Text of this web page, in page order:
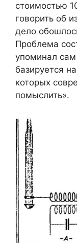
стоимостью
говорить об
дело
Проблема
упоминал
базируется
которых
помыслить».